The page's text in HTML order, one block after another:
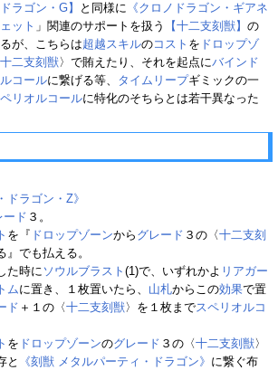
ラゴン・G】
と同様に 《クロノドラゴン・ギアネ
ット 」関連のサポートを扱う 【十二支刻獣】 の
が、こちらは超越スキルのコスト を ドロップゾ
十二支刻獣〉で賄えたり、それを起点にバインド
コールに繋げる等、 タイムリープギミックの一
リオルコールに特化のそちらとは若干異なった
ドラゴン・Z》
ード ３。
を『 ドロップゾーンから グレード ３の〈十二支刻
』でも払える。
た時に ソウルブラスト (1)で、いずれかよ リアガー
ムに置き、１枚置いたら、 山札からこの効果で置
ド ＋１の〈十二支刻獣〉を１枚までスペリオルコ
を ドロップゾーンのグレード ３の〈十二支刻獣〉
と 《刻獣 メタルパーティ・ドラゴン》 に繋ぐ布